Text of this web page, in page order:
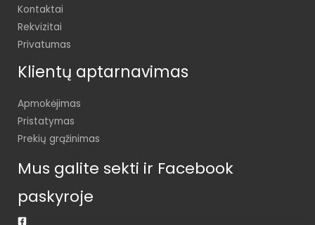
Kontaktai
Rekvizitai
Privatumas
Klientų aptarnavimas
Apmokėjimas
Pristatymas
Prekių grąžinimas
Mus galite sekti ir Facebook
paskyroje